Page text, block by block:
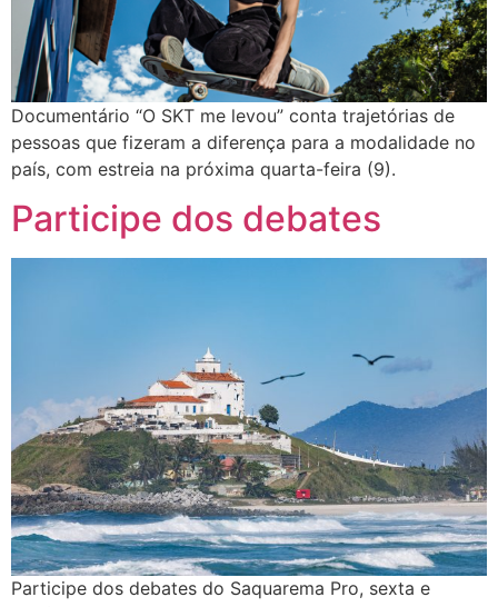
Documentário “O SKT me levou” conta trajetórias de
pessoas que fizeram a diferença para a modalidade no
país, com estreia na próxima quarta-feira (9).
Participe dos debates
Participe dos debates do Saquarema Pro, sexta e